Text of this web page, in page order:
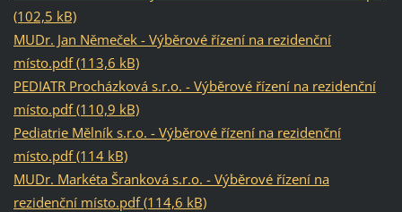
(102,5 kB)
MUDr. Jan Němeček - Výběrové řízení na rezidenční
místo.pdf (113,6 kB)
PEDIATR Procházková s.r.o. - Výběrové řízení na rezidenční
místo.pdf (110,9 kB)
Pediatrie Mělník s.r.o. - Výběrové řízení na rezidenční
místo.pdf (114 kB)
MUDr. Markéta Šranková s.r.o. - Výběrové řízení na
rezidenční místo.pdf (114,6 kB)